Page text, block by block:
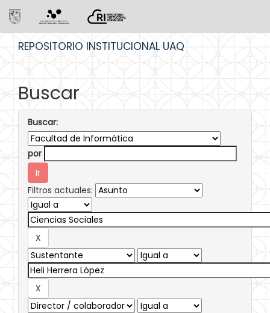
REPOSITORIO INSTITUCIONAL UAQ
Buscar
Buscar:
por
Filtros actuales: